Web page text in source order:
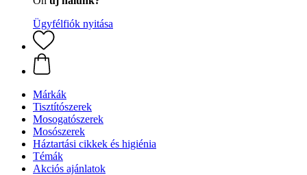
Ügyfélfiók nyitása
Márkák
Tisztítószerek
Mosogatószerek
Mosószerek
Háztartási cikkek és higiénia
Témák
Akciós ajánlatok